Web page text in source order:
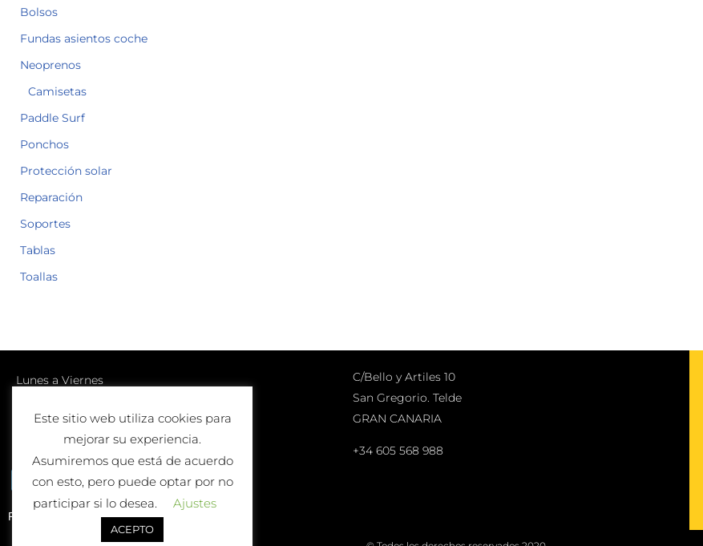
Bolsos
Fundas asientos coche
Neoprenos
Camisetas
Paddle Surf
Ponchos
Protección solar
Reparación
Soportes
Tablas
Toallas
Lunes a Viernes
Sábados
10:00-13:00
C/Bello y Artiles 10
San Gregorio. Telde
GRAN CANARIA
+34 605 568 988
Política de Devolución o Cambio
Este sitio web utiliza cookies para
mejorar su experiencia.
Asumiremos que está de acuerdo
con esto, pero puede optar por no
participar si lo desea.
Ajustes
ACEPTO